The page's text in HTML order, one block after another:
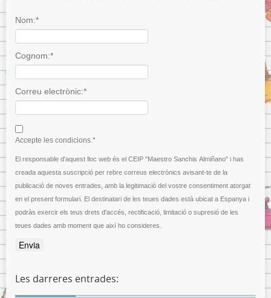
Nom:*
Cognom:*
I agree terms and conditions.*
Correu electrònic:*
Accepte les condicions.*
El responsable d'aquest lloc web és el CEIP "Maestro Sanchis Almiñano" i has
creada aquesta suscripció per rebre correus electrònics avisant-te de la
publicació de noves entrades, amb la legitimació del vostre consentiment atorgat
en el present formulari. El destinatari de les teues dades està ubicat a Espanya i
podràs exercir els teus drets d'accés, rectificació, limitació o supresió de les
teues dades amb moment que així ho consideres.
Les darreres entrades: